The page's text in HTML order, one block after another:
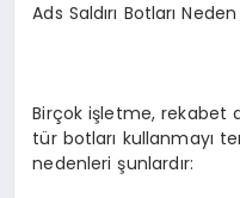
Ads Saldırı Botları Neden
Birçok işletme, rekabet
tür botları kullanmayı
nedenleri şunlardır: